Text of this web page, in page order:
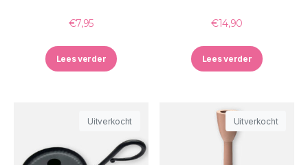
€7,95
Lees verder
€14,90
Lees verder
Uitverkocht Uitverkocht